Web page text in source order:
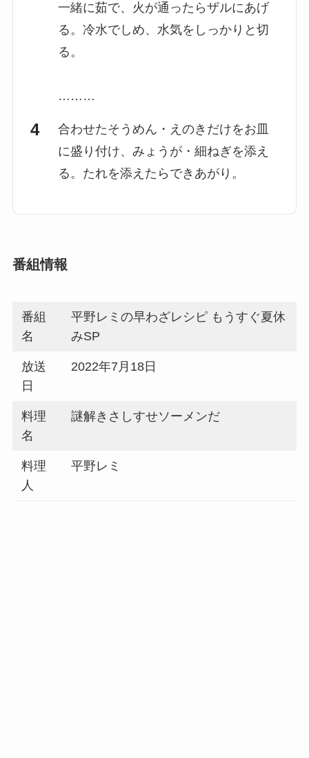
一緒に茹で、火が通ったらザルにあげ
る。冷水でしめ、水気をしっかりと切
る。
………
合わせたそうめん・えのきだけをお皿
に盛り付け、みょうが・細ねぎを添え
る。たれを添えたらできあがり。
番組情報
番組
名
平野レミの早わざレシピ もうすぐ夏休
みSP
放送
日
2022年7月18日
料理
名
謎解きさしすせソーメンだ
料理
人
平野レミ